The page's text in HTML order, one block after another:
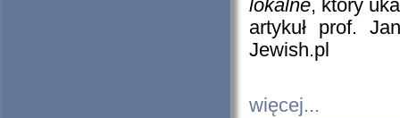
lokalne, który
artykuł prof.
Jewish.pl
więcej...